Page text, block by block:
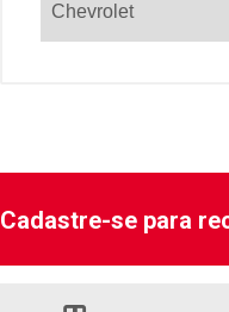
Chevrolet
Cadastre-se para